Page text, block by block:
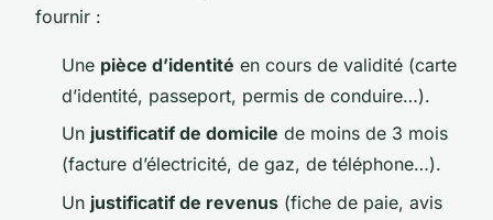
fournir :
Une pièce d’identité en cours de validité (carte
d’identité, passeport, permis de conduire…).
Un justificatif de domicile de moins de 3 mois
(facture d’électricité, de gaz, de téléphone…).
Un justificatif de revenus (fiche de paie, avis